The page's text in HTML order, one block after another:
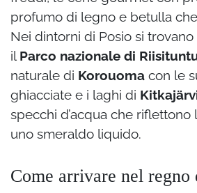
profumo di legno e betulla che
Nei dintorni di Posio si
il Parco nazionale di
naturale di Korouoma con le
ghiacciate e i laghi di
specchi d’acqua che riflettono
uno smeraldo liquido.
Come arrivare nel regno